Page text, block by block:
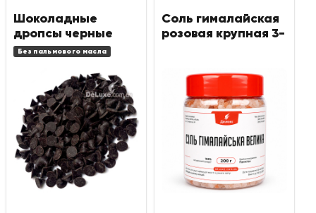
Шоколадные
дропсы черные
Без пальмового масла
Соль гималайская
розовая крупная 3-